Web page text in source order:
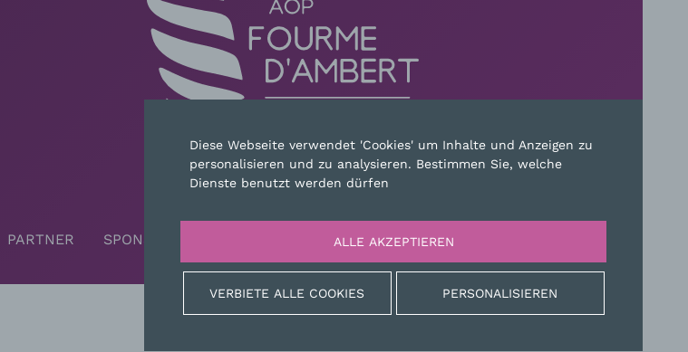
KONTAKT
PARTNER SPONSOREN MAPSITE RECHTLICHE HINWEISE
Diese Webseite verwendet 'Cookies' um Inhalte und Anzeigen zu
personalisieren und zu analysieren. Bestimmen Sie, welche
Dienste benutzt werden dürfen
ALLE AKZEPTIEREN
VERBIETE ALLE COOKIES PERSONALISIEREN